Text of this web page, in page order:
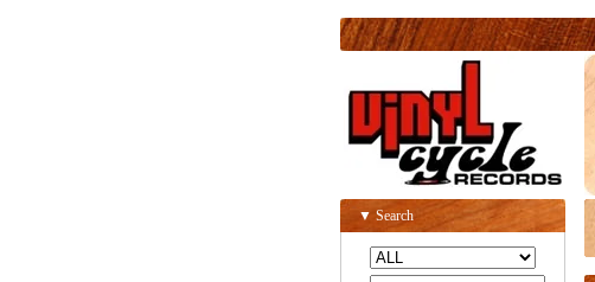
▼ Search